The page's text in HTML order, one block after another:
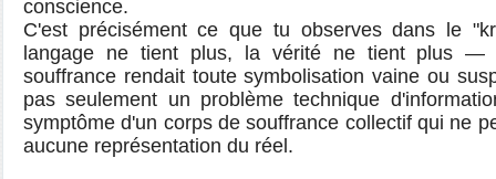
conscience.
C'est précisément ce que tu observes dans le
langage ne tient plus, la vérité ne tient plus —
souffrance rendait toute symbolisation vaine ou
pas seulement un problème technique
symptôme d'un corps de souffrance collectif qui ne
aucune représentation du réel.